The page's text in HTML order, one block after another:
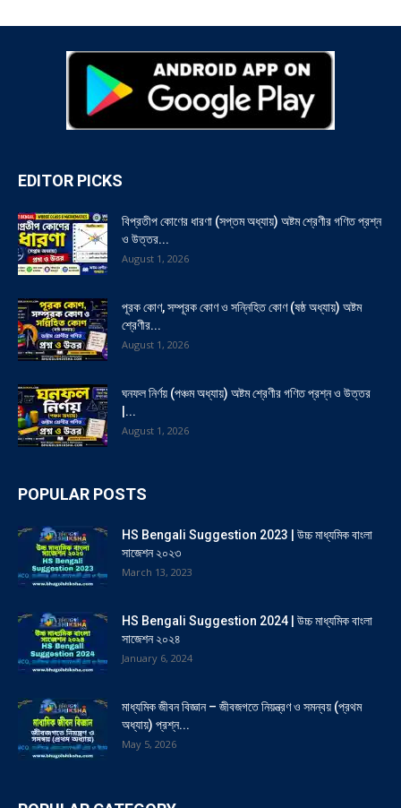
EDITOR PICKS
বিপ্রতীপ কোণের ধারণা (সপ্তম অধ্যায়) অষ্টম শ্রেণীর গণিত প্রশ্ন
ও উত্তর...
August 1, 2026
পূরক কোণ, সম্পূরক কোণ ও সন্নিহিত কোণ (ষষ্ঠ অধ্যায়) অষ্টম
শ্রেণীর...
August 1, 2026
ঘনফল নির্ণয় (পঞ্চম অধ্যায়) অষ্টম শ্রেণীর গণিত প্রশ্ন ও উত্তর
|...
August 1, 2026
POPULAR POSTS
HS Bengali Suggestion 2023 | উচ্চ মাধ্যমিক বাংলা
সাজেশন ২০২৩
March 13, 2023
HS Bengali Suggestion 2024 | উচ্চ মাধ্যমিক বাংলা
সাজেশন ২০২৪
January 6, 2024
মাধ্যমিক জীবন বিজ্ঞান – জীবজগতে নিয়ন্ত্রণ ও সমন্বয় (প্রথম
অধ্যায়) প্রশ্ন...
May 5, 2026